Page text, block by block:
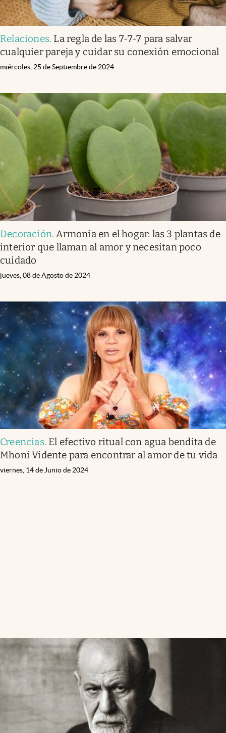
Relaciones. La regla de las 7-7-7 para salvar
cualquier pareja y cuidar su conexión emocional
miércoles, 25 de Septiembre de 2024
Decoración.Armonía en el hogar: las 3 plantas de
interior que llaman al amor y necesitan poco
cuidado
jueves, 08 de Agosto de 2024
Creencias. El efectivo ritual con agua bendita de
Mhoni Vidente para encontrar al amor de tu vida
viernes, 14 de Junio de 2024